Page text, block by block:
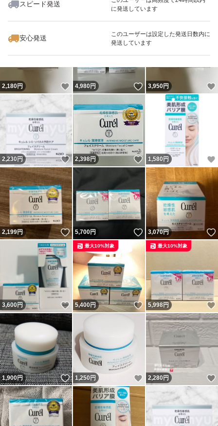
スピード発送
に発送しています
安心発送
このユーザーは設定した発送日数内に
発送しています
いいね！
3,200
2,180円 いいね！
4,980円 いいね！
3,950円
2,230円 いいね！
2,398円 いいね！
1,580 円
2,199円 いいね！
5,700円 いいね！
3,070円
3,600円 いいね！
5,400円 いいね！
最大10%対象
5,998円
最大10%対象
1,900円 いいね！
1,250円 いいね！
2,280円